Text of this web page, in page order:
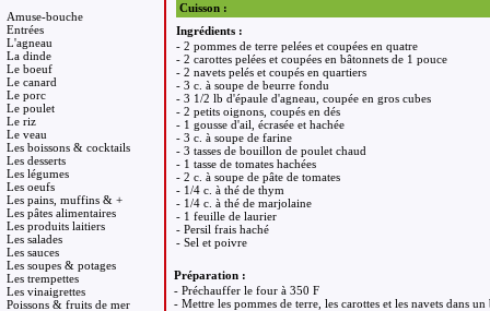
Amuse-bouche
Entrées
L'agneau
La dinde
Le boeuf
Le canard
Le porc
Le poulet
Le riz
Le veau
Les boissons & cocktails
Les desserts
Les légumes
Les oeufs
Les pains, muffins & +
Les pâtes alimentaires
Les produits laitiers
Les salades
Les sauces
Les soupes & potages
Les trempettes
Les vinaigrettes
Poissons & fruits de mer
Cuisson :
Ingrédients :
- 2 pommes de terre pelées et coupées en quatre
- 2 carottes pelées et coupées en bâtonnets de 1 pouce
- 2 navets pelés et coupés en quartiers
- 3 c. à soupe de beurre fondu
- 3 1/2 lb d'épaule d'agneau, coupée en gros cubes
- 2 petits oignons, coupés en dés
- 1 gousse d'ail, écrasée et hachée
- 3 c. à soupe de farine
- 3 tasses de bouillon de poulet chaud
- 1 tasse de tomates hachées
- 2 c. à soupe de pâte de tomates
- 1/4 c. à thé de thym
- 1/4 c. à thé de marjolaine
- 1 feuille de laurier
- Persil frais haché
- Sel et poivre
Préparation :
- Préchauffer le four à 350 F
- Mettre les pommes de terre, les carottes et les navets dans